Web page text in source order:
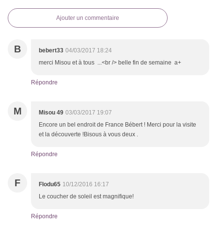
Ajouter un commentaire
B bebert33 04/03/2017 18:24
merci Misou et à tous ...<br /> belle fin de semaine a+
Répondre
M Misou 49 03/03/2017 19:07
Encore un bel endroit de France Bébert ! Merci pour la visite
et la découverte !Bisous à vous deux .
Répondre
F Flodu65 10/12/2016 16:17
Le coucher de soleil est magnifique!
Répondre